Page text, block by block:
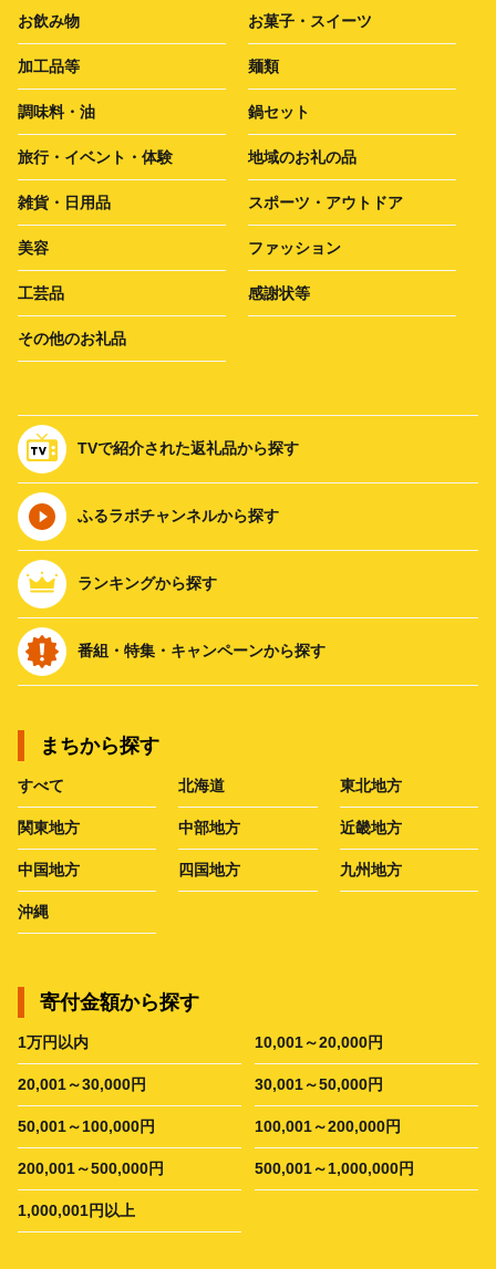
お飲み物 お菓子・スイーツ
加工品等 麺類
調味料・油 鍋セット
旅行・イベント・体験 地域のお礼の品
雑貨・日用品 スポーツ・アウトドア
美容 ファッション
工芸品 感謝状等
その他のお礼品
TVで紹介された返礼品から探す
ふるラボチャンネルから探す
ランキングから探す
番組・特集・キャンペーンから探す
まちから探す
すべて 北海道 東北地方
関東地方 中部地方 近畿地方
中国地方 四国地方 九州地方
沖縄
寄付金額から探す
1万円以内 10,001～20,000円
20,001～30,000円 30,001～50,000円
50,001～100,000円 100,001～200,000円
200,001～500,000円 500,001～1,000,000円
1,000,001円以上